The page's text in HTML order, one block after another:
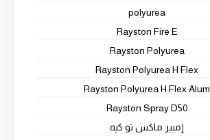
polyurea
Rayston Fire E
Rayston Polyurea
Rayston Polyurea H Flex
Rayston Polyurea H Flex Alum
Rayston Spray D50
إمبير ماكس تو كيه